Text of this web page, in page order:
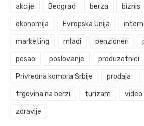
akcije Beograd berza biznis
ekonomija Evropska Unija
marketing mladi penzioneri
posao poslovanje preduzetnici
Privredna komora Srbije prodaja
trgovina na berzi turizam video
zdravlje